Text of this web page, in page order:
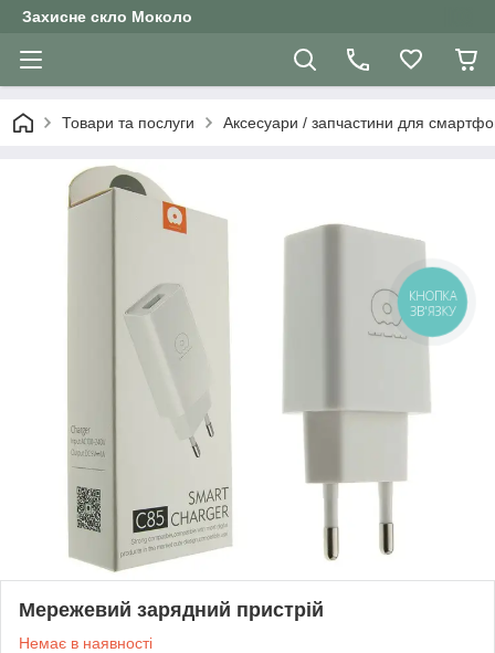
Захисне скло Moколо
Товари та послуги Аксесуари / запчастини для
Мережевий зарядний пристрій
Немає в наявності
КНОПКА
ЗВ'ЯЗКУ